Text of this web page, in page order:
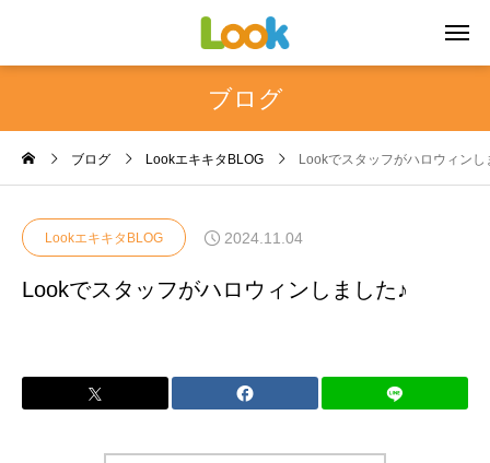
ブログ
ブログ LookエキキタBLOG Lookでスタッフがハロウィンし
LookエキキタBLOG 2024.11.04
Lookでスタッフがハロウィンしました♪